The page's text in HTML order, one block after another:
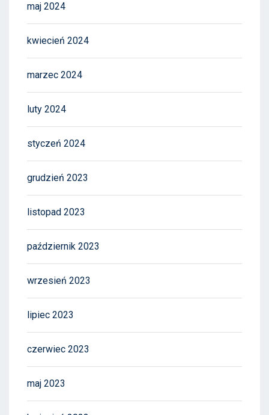
maj 2024
kwiecień 2024
marzec 2024
luty 2024
styczeń 2024
grudzień 2023
listopad 2023
październik 2023
wrzesień 2023
lipiec 2023
czerwiec 2023
maj 2023